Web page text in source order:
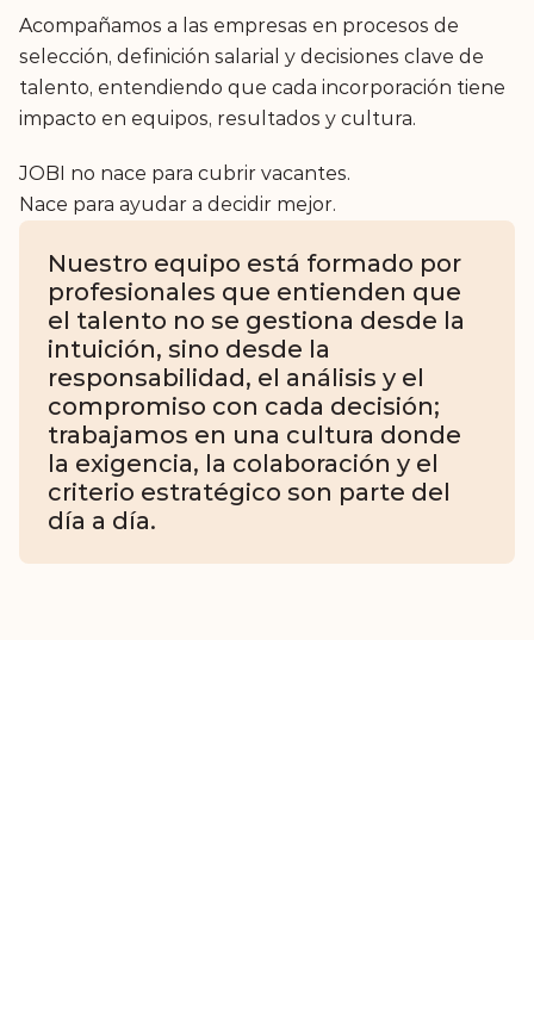
Acompañamos a las empresas en procesos de
selección, definición salarial y decisiones clave de
talento, entendiendo que cada incorporación tiene
impacto en equipos, resultados y cultura.
JOBI no nace para cubrir vacantes.
Nace para ayudar a decidir mejor.
Nuestro equipo está formado por
profesionales que entienden que
el talento no se gestiona desde la
intuición, sino desde la
responsabilidad, el análisis y el
compromiso con cada decisión;
trabajamos en una cultura donde
la exigencia, la colaboración y el
criterio estratégico son parte del
día a día.